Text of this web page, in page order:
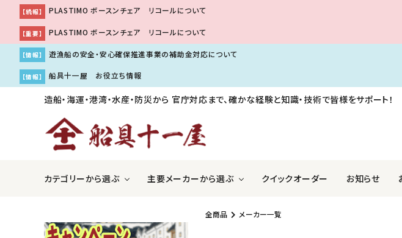
【続報】 PLASTIMO ボースンチェア リコールについて
【重要】 PLASTIMO ボースンチェア リコールについて
【情報】 遊漁船の安全・安心確保推進事業の補助金対応について
【情報】 船具十一屋 お役立ち情報
造船・海運・港湾・水産・防災から 官庁対応まで、確かな経験と知識・技術で皆様をサポート！
カテゴリーから選ぶ
ＧＰＳ魚探・レーダー・ソナー
主要メーカーから選ぶ
アキレス株式会社
クイックオーダー お知らせ
全商品 メーカー一覧